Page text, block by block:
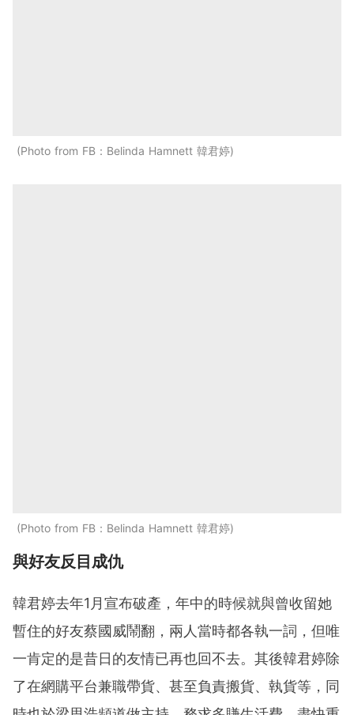
Photo from FB：Belinda Hamnett 韓君婷
Photo from FB：Belinda Hamnett 韓君婷
與好友反目成仇
韓君婷去年1月宣布破產，年中的時候就與曾收留她
暫住的好友蔡國威鬧翻，兩人當時都各執一詞，但唯
一肯定的是昔日的友情已再也回不去。其後韓君婷除
了在網購平台兼職帶貨、甚至負責搬貨、執貨等，同